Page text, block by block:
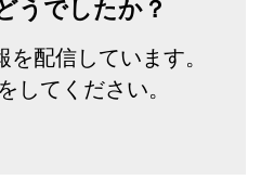
うでしたか？
配信しています。
してください。